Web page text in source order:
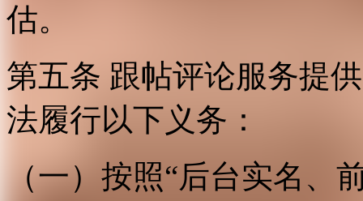
估。
第五条 跟帖评论服务提
法履行以下义务：
（一）按照“后台实名、